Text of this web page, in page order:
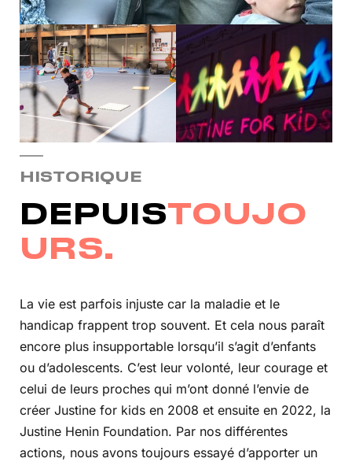
HISTORIQUE
DEPUISTOUJO
URS.
La vie est parfois injuste car la maladie et le
handicap frappent trop souvent. Et cela nous paraît
encore plus insupportable lorsqu’il s’agit d’enfants
ou d’adolescents. C’est leur volonté, leur courage et
celui de leurs proches qui m’ont donné l’envie de
créer Justine for kids en 2008 et ensuite en 2022, la
Justine Henin Foundation. Par nos différentes
actions, nous avons toujours essayé d’apporter un